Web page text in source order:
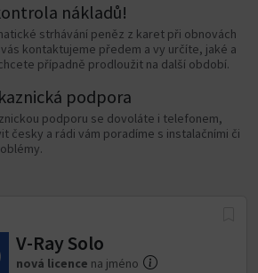
nákladů!
strhávání peněz z karet při obnovách
kontaktujeme předem a vy určíte, jaké a
případně prodloužit na další období.
podpora
podporu se dovoláte i telefonem,
česky a rádi vám poradíme s instalačními či
V-Ray Solo
nová licence na jméno